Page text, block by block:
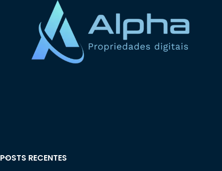
POSTS RECENTES